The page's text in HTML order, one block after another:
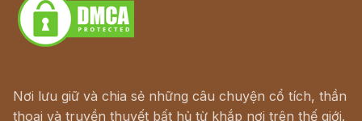
Nơi lưu giữ và chia sẻ những câu chuyện cổ tích, thần
thoại và truyền thuyết bất hủ từ khắp nơi trên thế giới.